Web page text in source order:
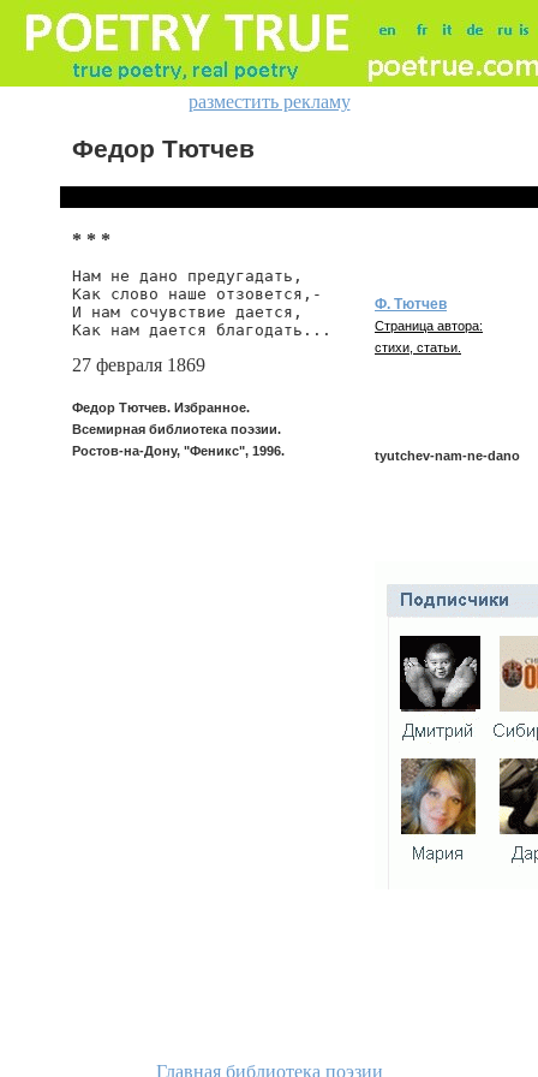
разместить рекламу
Федор Тютчев
* * *
Нам не дано предугадать,
Как слово наше отзовется,-
И нам сочувствие дается,
Как нам дается благодать...
27 февраля 1869
Федор Тютчев. Избранное.
Всемирная библиотека поэзии.
Ростов-на-Дону, "Феникс", 1996.
Ф. Тютчев
Страница автора:
стихи, статьи.
tyutchev-nam-ne-dano
Главная библиотека поэзии